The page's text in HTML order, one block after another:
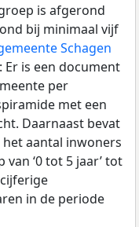
is afgerond
bij minimaal vijf
Schagen
Er is een document
per
met een
Daarnaast bevat
aantal inwoners
‘0 tot 5 jaar’ tot
in de periode